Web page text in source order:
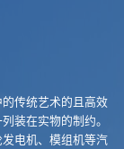
传统艺术的且高效
装在实物的制约。
电机、模组机等汽